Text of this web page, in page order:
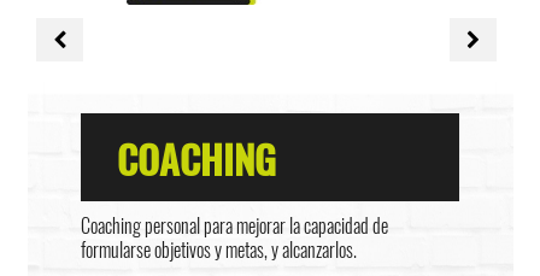
COACHING
Coaching personal para mejorar la capacidad de
formularse objetivos y metas, y alcanzarlos.